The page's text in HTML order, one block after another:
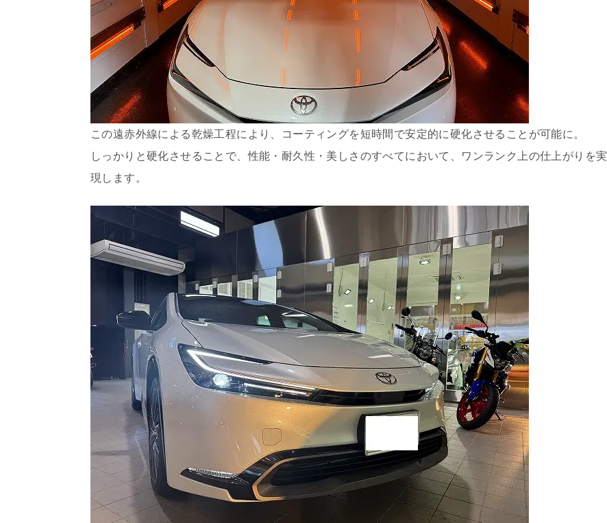
この遠赤外線による乾燥工程により、コーティングを短時間で安定的に硬化させることが可能に。
しっかりと硬化させることで、性能・耐久性・美しさのすべてにおいて、ワンランク上の仕上がりを実
現します。